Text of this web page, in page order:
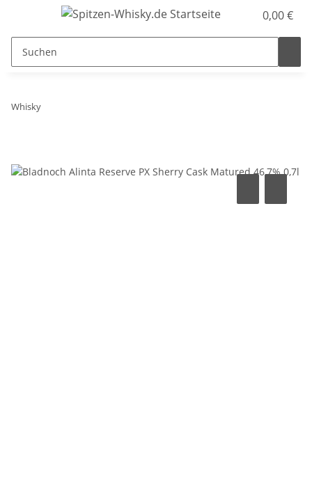
0,00 €
Whisky